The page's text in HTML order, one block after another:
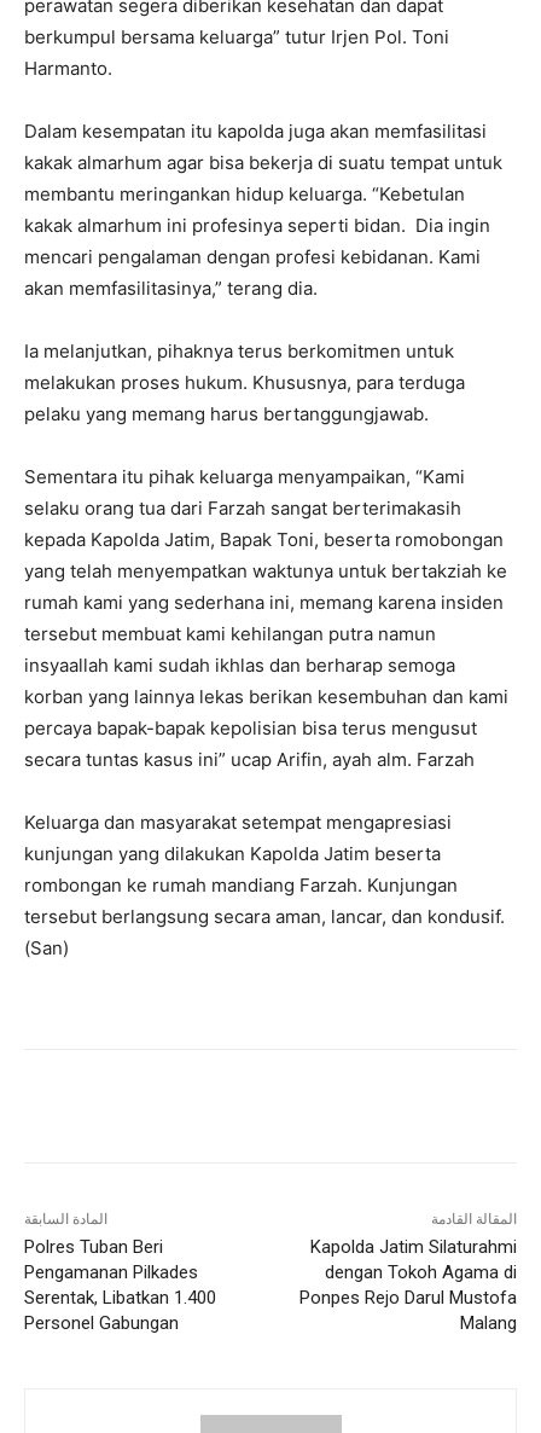
perawatan segera diberikan kesehatan dan dapat
berkumpul bersama keluarga” tutur Irjen Pol. Toni
Harmanto.
Dalam kesempatan itu kapolda juga akan memfasilitasi
kakak almarhum agar bisa bekerja di suatu tempat untuk
membantu meringankan hidup keluarga. “Kebetulan
kakak almarhum ini profesinya seperti bidan. Dia ingin
mencari pengalaman dengan profesi kebidanan. Kami
akan memfasilitasinya,” terang dia.
Ia melanjutkan, pihaknya terus berkomitmen untuk
melakukan proses hukum. Khususnya, para terduga
pelaku yang memang harus bertanggungjawab.
Sementara itu pihak keluarga menyampaikan, “Kami
selaku orang tua dari Farzah sangat berterimakasih
kepada Kapolda Jatim, Bapak Toni, beserta romobongan
yang telah menyempatkan waktunya untuk bertakziah ke
rumah kami yang sederhana ini, memang karena insiden
tersebut membuat kami kehilangan putra namun
insyaallah kami sudah ikhlas dan berharap semoga
korban yang lainnya lekas berikan kesembuhan dan kami
percaya bapak-bapak kepolisian bisa terus mengusut
secara tuntas kasus ini” ucap Arifin, ayah alm. Farzah
Keluarga dan masyarakat setempat mengapresiasi
kunjungan yang dilakukan Kapolda Jatim beserta
rombongan ke rumah mandiang Farzah. Kunjungan
tersebut berlangsung secara aman, lancar, dan kondusif.
(San)
المادة السابقة
Polres Tuban Beri
Pengamanan Pilkades
Serentak, Libatkan 1.400
Personel Gabungan
المقالة القادمة
Kapolda Jatim Silaturahmi
dengan Tokoh Agama di
Ponpes Rejo Darul Mustofa
Malang